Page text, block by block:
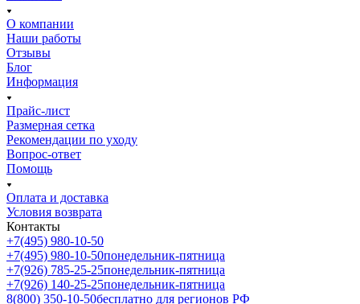
О компании
Наши работы
Отзывы
Блог
Информация
Прайс-лист
Размерная сетка
Рекомендации по уходу
Вопрос-ответ
Помощь
Оплата и доставка
Условия возврата
Контакты
+7(495) 980-10-50
+7(495) 980-10-50понедельник-пятница
+7(926) 785-25-25понедельник-пятница
+7(926) 140-25-25понедельник-пятница
8(800) 350-10-50бесплатно для регионов РФ